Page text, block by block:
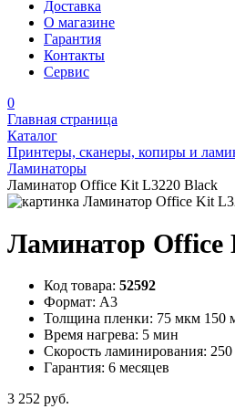
Доставка
О магазине
Гарантия
Контакты
Сервис
0
Главная страница
Каталог
Принтеры, сканеры, копиры и
Ламинаторы
Ламинатор Office Kit L3220 Black
Ламинатор Office
Код товара: 52592
Формат: А3
Толщина пленки: 75 мкм 150
Время нагрева: 5 мин
Скорость ламинирования:
Гарантия: 6 месяцев
3 252 руб.